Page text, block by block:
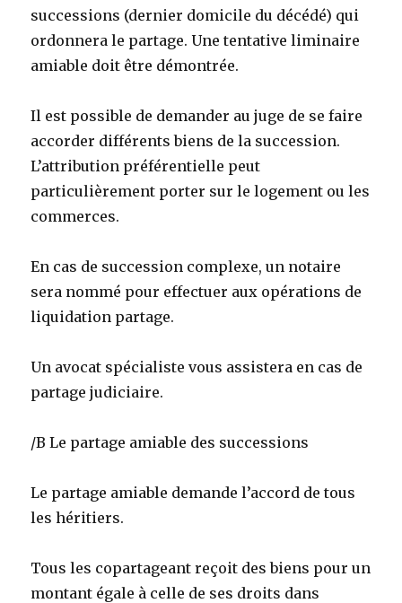
successions (dernier domicile du décédé) qui
ordonnera le partage. Une tentative liminaire
amiable doit être démontrée.
Il est possible de demander au juge de se faire
accorder différents biens de la succession.
L’attribution préférentielle peut
particulièrement porter sur le logement ou les
commerces.
En cas de succession complexe, un notaire
sera nommé pour effectuer aux opérations de
liquidation partage.
Un avocat spécialiste vous assistera en cas de
partage judiciaire.
/B Le partage amiable des successions
Le partage amiable demande l’accord de tous
les héritiers.
Tous les copartageant reçoit des biens pour un
montant égale à celle de ses droits dans